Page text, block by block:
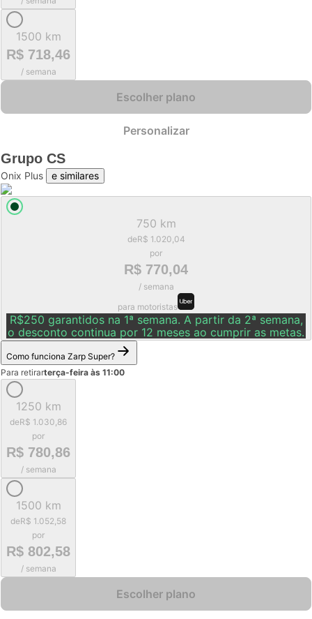
1500 km
R$ 718,46
/ semana
Escolher plano
Personalizar
Grupo CS
Onix Plus e similares
750 km
deR$ 1.020,04
por
R$ 770,04
/ semana
para motoristas
R$250 garantidos na 1ª semana. A partir da 2ª semana,
o desconto continua por 12 meses ao cumprir as metas.
Como funciona Zarp Super?
Para retirarterça-feira às 11:00
1250 km
deR$ 1.030,86
por
R$ 780,86
/ semana
1500 km
deR$ 1.052,58
por
R$ 802,58
/ semana
Escolher plano